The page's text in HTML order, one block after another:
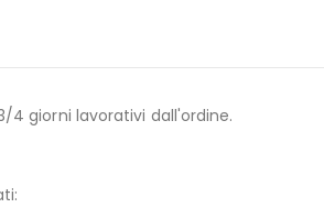
4 giorni lavorativi dall'ordine.